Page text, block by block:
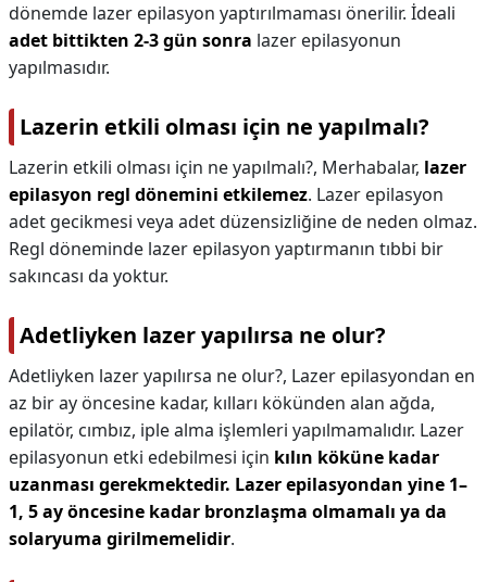
dönemde lazer epilasyon yaptırılmaması önerilir. İdeali
adet bittikten 2-3 gün sonra lazer epilasyonun
yapılmasıdır.
Lazerin etkili olması için ne yapılmalı?
Lazerin etkili olması için ne yapılmalı?, Merhabalar, lazer
epilasyon regl dönemini etkilemez. Lazer epilasyon
adet gecikmesi veya adet düzensizliğine de neden olmaz.
Regl döneminde lazer epilasyon yaptırmanın tıbbi bir
sakıncası da yoktur.
Adetliyken lazer yapılırsa ne olur?
Adetliyken lazer yapılırsa ne olur?, Lazer epilasyondan en
az bir ay öncesine kadar, kılları kökünden alan ağda,
epilatör, cımbız, iple alma işlemleri yapılmamalıdır. Lazer
epilasyonun etki edebilmesi için kılın köküne kadar
uzanması gerekmektedir. Lazer epilasyondan yine 1–
1, 5 ay öncesine kadar bronzlaşma olmamalı ya da
solaryuma girilmemelidir.